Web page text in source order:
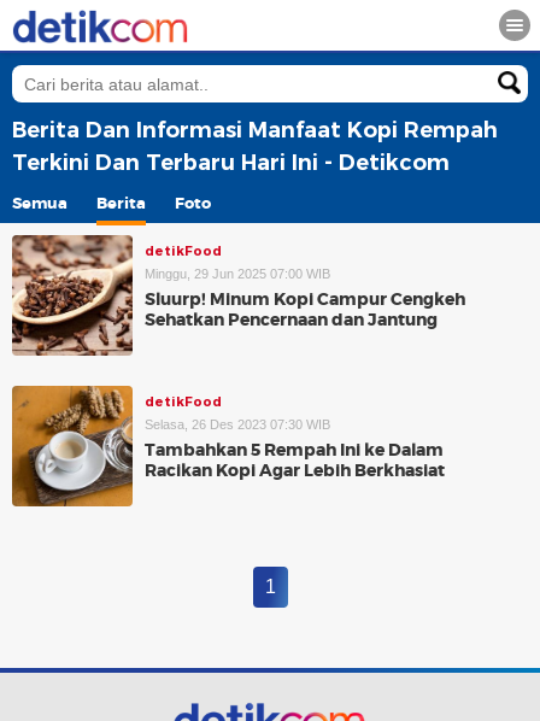
Berita Dan Informasi Manfaat Kopi Rempah
Terkini Dan Terbaru Hari Ini - Detikcom
Semua Berita Foto
detikFood
Minggu, 29 Jun 2025 07:00 WIB
Sluurp! Minum Kopi Campur Cengkeh
Sehatkan Pencernaan dan Jantung
detikFood
Selasa, 26 Des 2023 07:30 WIB
Tambahkan 5 Rempah Ini ke Dalam
Racikan Kopi Agar Lebih Berkhasiat
1